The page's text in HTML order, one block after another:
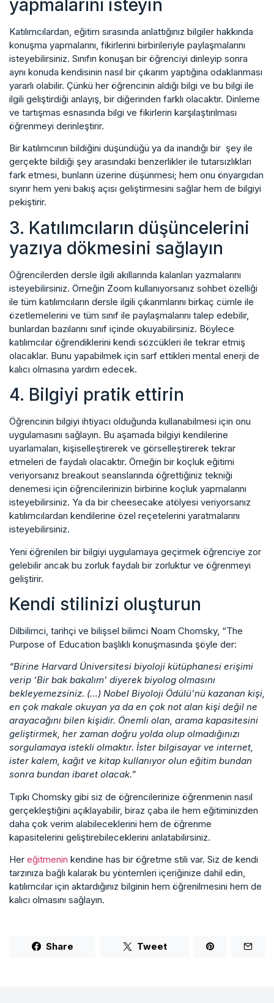
yapmalarını isteyin
Katılımcılardan, eğitim sırasında anlattığınız bilgiler hakkında
konuşma yapmalarını, fikirlerini birbirileriyle paylaşmalarını
isteyebilirsiniz. Sınıfın konuşan bir öğrenciyi dinleyip sonra
aynı konuda kendisinin nasıl bir çıkarım yaptığına odaklanması
yararlı olabilir. Çünkü her öğrencinin aldığı bilgi ve bu bilgi ile
ilgili geliştirdiği anlayış, bir diğerinden farklı olacaktır. Dinleme
ve tartışmas esnasında bilgi ve fikirlerin karşılaştırılması
öğrenmeyi derinleştirir.
Bir katılımcının bildiğini düşündüğü ya da inandığı bir şey ile
gerçekte bildiği şey arasındaki benzerlikler ile tutarsızlıkları
fark etmesi, bunların üzerine düşünmesi; hem onu önyargıdan
sıyırır hem yeni bakış açısı geliştirmesini sağlar hem de bilgiyi
pekiştirir.
3. Katılımcıların düşüncelerini
yazıya dökmesini sağlayın
Öğrencilerden dersle ilgili akıllarında kalanları yazmalarını
isteyebilirsiniz. Örneğin Zoom kullanıyorsanız sohbet özelliği
ile tüm katılımcıların dersle ilgili çıkarımlarını birkaç cümle ile
özetlemelerini ve tüm sınıf ile paylaşmalarını talep edebilir,
bunlardan bazılarını sınıf içinde okuyabilirsiniz. Böylece
katılımcılar öğrendiklerini kendi sözcükleri ile tekrar etmiş
olacaklar. Bunu yapabilmek için sarf ettikleri mental enerji de
kalıcı olmasına yardım edecek.
4. Bilgiyi pratik ettirin
Öğrencinin bilgiyi ihtiyacı olduğunda kullanabilmesi için onu
uygulamasını sağlayın. Bu aşamada bilgiyi kendilerine
uyarlamaları, kişiselleştirerek ve görselleştirerek tekrar
etmeleri de faydalı olacaktır. Örneğin bir koçluk eğitimi
veriyorsanız breakout seanslarında öğrettiğiniz tekniği
denemesi için öğrencilerinizin birbirine koçluk yapmalarını
isteyebilirsiniz. Ya da bir cheesecake atölyesi veriyorsanız
katılımcılardan kendilerine özel reçetelerini yaratmalarını
isteyebilirsiniz.
Yeni öğrenilen bir bilgiyi uygulamaya geçirmek öğrenciye zor
gelebilir ancak bu zorluk faydalı bir zorluktur ve öğrenmeyi
geliştirir.
Kendi stilinizi oluşturun
Dilbilimci, tarihçi ve bilişsel bilimci Noam Chomsky, “The
Purpose of Education başlıklı konuşmasında şöyle der:
“Birine Harvard Üniversitesi biyoloji kütüphanesi erişimi
verip ‘Bir bak bakalım’ diyerek biyolog olmasını
bekleyemezsiniz. (…) Nobel Biyoloji Ödülü’nü kazanan kişi,
en çok makale okuyan ya da en çok not alan kişi değil ne
arayacağını bilen kişidir. Önemli olan, arama kapasitesini
geliştirmek, her zaman doğru yolda olup olmadığınızı
sorgulamaya istekli olmaktır. İster bilgisayar ve internet,
ister kalem, kağıt ve kitap kullanıyor olun eğitim bundan
sonra bundan ibaret olacak.”
Tıpkı Chomsky gibi siz de öğrencilerinize öğrenmenin nasıl
gerçekleştiğini açıklayabilir, biraz çaba ile hem eğitiminizden
daha çok verim alabileceklerini hem de öğrenme
kapasitelerini geliştirebileceklerini anlatabilirsiniz.
Her eğitmenin kendine has bir öğretme stili var. Siz de kendi
tarzınıza bağlı kalarak bu yöntemleri içeriğinize dahil edin,
katılımcılar için aktardığınız bilginin hem öğrenilmesini hem de
kalıcı olmasını sağlayın.
Share Tweet